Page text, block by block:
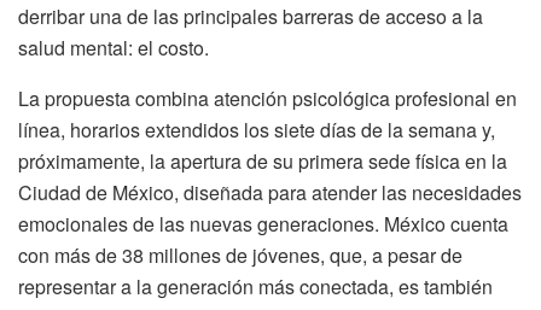
derribar una de las principales barreras de acceso a la
salud mental: el costo.
La propuesta combina atención psicológica profesional en
línea, horarios extendidos los siete días de la semana y,
próximamente, la apertura de su primera sede física en la
Ciudad de México, diseñada para atender las necesidades
emocionales de las nuevas generaciones. México cuenta
con más de 38 millones de jóvenes, que, a pesar de
representar a la generación más conectada, es también